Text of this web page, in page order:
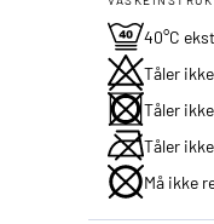
40°C
Tåler
Tåler
Tåler
Må ikke